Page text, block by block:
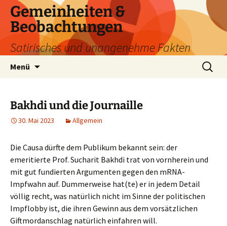
Zum
Inhalt
springen
Gemeinheiten &
Beobachtungen
Satirisches und unangenehme Fakten
Menü
Suchen
nach:
Bakhdi und die Journaille
30. Mai 2023 Allgemein
Die Causa dürfte dem Publikum bekannt sein: der
emeritierte Prof. Sucharit Bakhdi trat von vornherein und
mit gut fundierten Argumenten gegen den mRNA-
Impfwahn auf. Dummerweise hat(te) er in jedem Detail
völlig recht, was natürlich nicht im Sinne der politischen
Impflobby ist, die ihren Gewinn aus dem vorsätzlichen
Giftmordanschlag natürlich einfahren will.